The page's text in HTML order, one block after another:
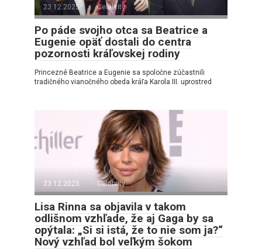
23.12.2025 Celebrity
Po páde svojho otca sa Beatrice a
Eugenie opäť dostali do centra
pozornosti kráľovskej rodiny
Princezné Beatrice a Eugenie sa spoločne zúčastnili
tradičného vianočného obeda kráľa Karola III. uprostred
23.12.2025 Celebrity
Lisa Rinna sa objavila v takom
odlišnom vzhľade, že aj Gaga by sa
opýtala: „Si si istá, že to nie som ja?“
Nový vzhľad bol veľkým šokom